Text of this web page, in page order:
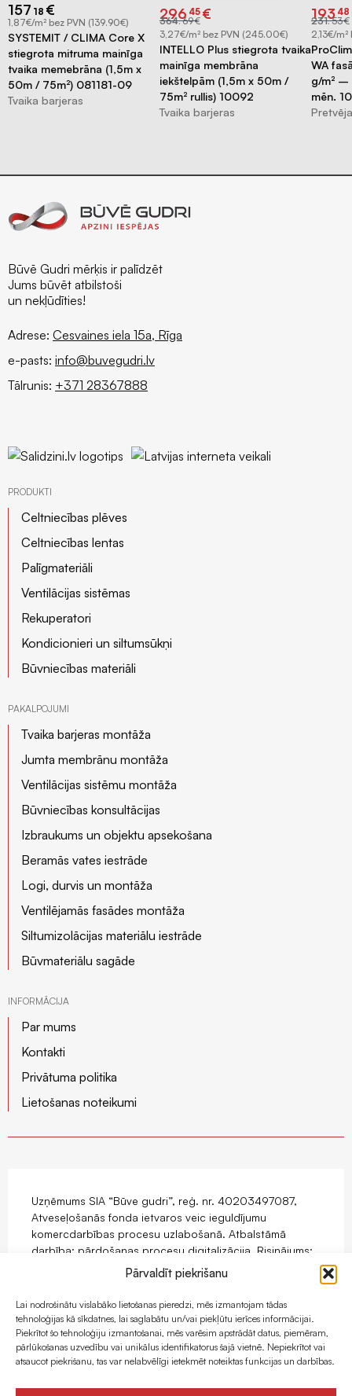
Pārvaldīt piekrišanu
Lai nodrošinātu vislabāko lietošanas pieredzi, mēs izmantojam tādas
tehnoloģijas kā sīkdatnes, lai saglabātu un/vai piekļūtu ierīces informācijai.
Piekrītot šo tehnoloģiju izmantošanai, mēs varēsim apstrādāt datus, piemēram,
pārlūkošanas uzvedību vai unikālus identifikatorus šajā vietnē. Nepiekrītot vai
atsaucot piekrišanu, tas var nelabvēlīgi ietekmēt noteiktas funkcijas un darbības.
€
157 18
1,87€/m² bez PVN (139.90€)
SYSTEMIT / CLIMA Core X
stiegrota mitruma mainīga
tvaika memebrāna (1,5m x
50m / 75m²) 081181-09
Tvaika barjeras
€
364.69
Original
price
was:
€364.69.
€
296 45
Current
price
is:
€296.45.
3,27€/m² bez PVN (245.00€)
INTELLO Plus stiegrota tvaika
mainīga membrāna
iekštelpām (1,5m x 50m /
75m² rullis) 10092
Tvaika barjeras
€
231.53
price
was:
193 48
Current
price
is:
2,13€/
WA
g/m² –
mēn.
Būvē Gudri mērķis ir palīdzēt
Jums būvēt atbilstoši
un nekļūdīties!
Adrese: Cesvaines iela 15a, Rīga
e-pasts: info@buvegudri.lv
Tālrunis: +371 28367888
PRODUKTI
Celtniecības plēves
Celtniecības lentas
Palīgmateriāli
Ventilācijas sistēmas
Rekuperatori
Kondicionieri un siltumsūkņi
Būvniecības materiāli
PAKALPOJUMI
Tvaika barjeras montāža
Jumta membrānu montāža
Ventilācijas sistēmu montāža
Būvniecības konsultācijas
Izbraukums un objektu apsekošana
Beramās vates iestrāde
Logi, durvis un montāža
Ventilējamās fasādes montāža
Siltumizolācijas materiālu iestrāde
Būvmateriālu sagāde
INFORMĀCIJA
Par mums
Kontakti
Privātuma politika
Lietošanas noteikumi
Uzņēmums SIA “Būve gudri”, reģ. nr. 40203497087,
Atveseļošanās fonda ietvaros veic ieguldījumu
komercdarbības procesu uzlabošanā. Atbalstāmā
darbība: pārdošanas procesu digitalizācija. Risinājums:
mājaslapas ar e-komercijas funkcionalitāti izstrāde.
Projekts tiek īstenots ar Eiropas Savienības
Atveseļošanas fonda atbalstu.